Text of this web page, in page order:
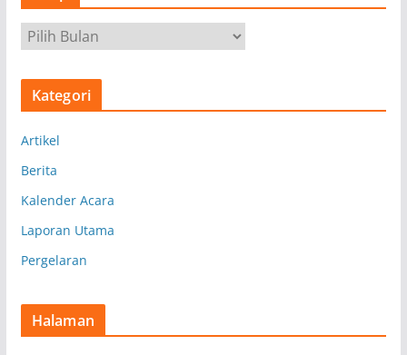
r
s
Kategori
Artikel
Berita
Kalender Acara
Laporan Utama
Pergelaran
Halaman